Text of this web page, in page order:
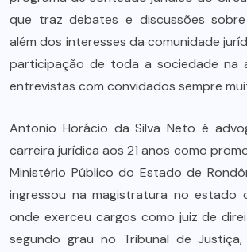
que traz debates e discussões
além dos interesses da comunidade
participação de toda a sociedade na
entrevistas com convidados sempre
Antonio Horácio da Silva Neto é
carreira jurídica aos 21 anos como
Ministério Público do Estado de
ingressou na magistratura no estado
onde exerceu cargos como juiz de
segundo grau no Tribunal de